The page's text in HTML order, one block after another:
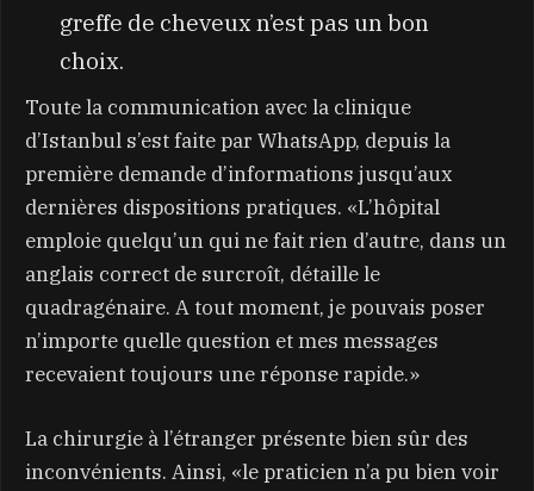
greffe de cheveux n’est pas un bon
choix.
Toute la communication avec la clinique
d’Istanbul s’est faite par WhatsApp, depuis la
première demande d’informations jusqu’aux
dernières dispositions pratiques. «L’hôpital
emploie quelqu’un qui ne fait rien d’autre, dans un
anglais correct de surcroît, détaille le
quadragénaire. A tout moment, je pouvais poser
n’importe quelle question et mes messages
recevaient toujours une réponse rapide.»
La chirurgie à l’étranger présente bien sûr des
inconvénients. Ainsi, «le praticien n’a pu bien voir